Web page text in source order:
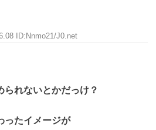
ID:Nnmo21/J0.net
られないとかだっけ？
ったイメージが